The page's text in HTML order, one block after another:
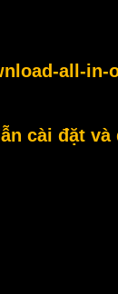
all-in-
cài đặt